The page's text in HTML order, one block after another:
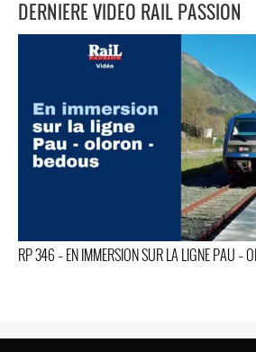
DERNIERE VIDEO RAIL PASSION
RP 346 – EN IMMERSION SUR LA LIGNE PAU –